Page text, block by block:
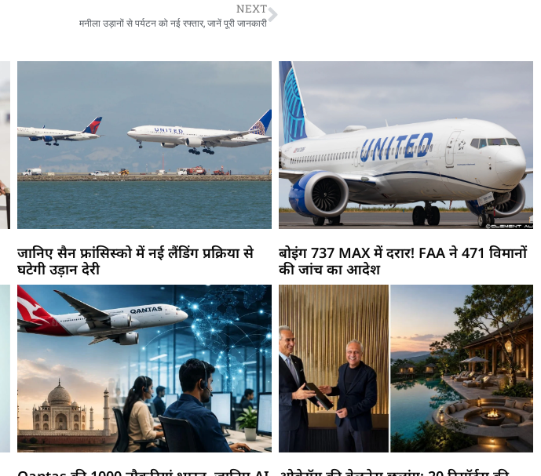
NEXT
मनीला उड़ानों से पर्यटन को नई रफ्तार, जानें पूरी जानकारी
जानिए सैन फ्रांसिस्को में नई लैंडिंग प्रक्रिया से
घटेगी उड़ान देरी
बोइंग 737 MAX में दरार! FAA ने 471 विमानों
की जांच का आदेश